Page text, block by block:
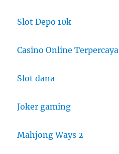
Slot Depo 10k
Casino Online Terpercaya
Slot dana
Joker gaming
Mahjong Ways 2